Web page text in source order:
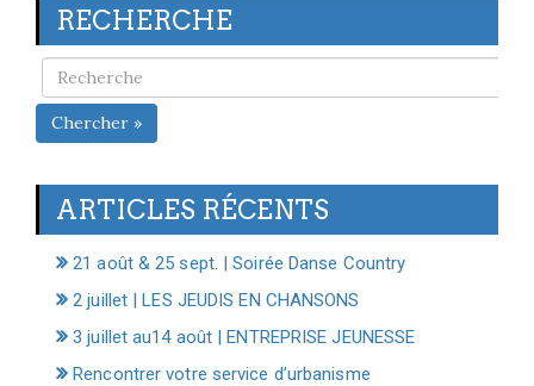
RECHERCHE
Chercher »
ARTICLES RÉCENTS
21 août & 25 sept. | Soirée Danse Country
2 juillet | LES JEUDIS EN CHANSONS
3 juillet au14 août | ENTREPRISE JEUNESSE
Rencontrer votre service d’urbanisme